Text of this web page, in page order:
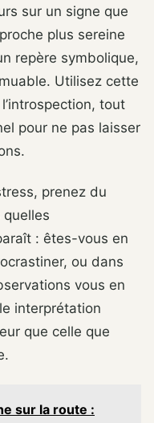
sur un signe que
plus sereine
repère symbolique,
Utilisez cette
tout
pour ne pas laisser
prenez du
: êtes-vous en
ou dans
vous en
interprétation
que celle que
sur la route :